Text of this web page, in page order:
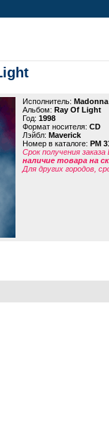
Исполнитель: Madonna
Альбом: Ray Of Light
Год: 1998
Формат носителя: CD
Лэйбл: Maverick
Номер в каталоге: PM
Срок получения
наличие товара на
Для других городов,